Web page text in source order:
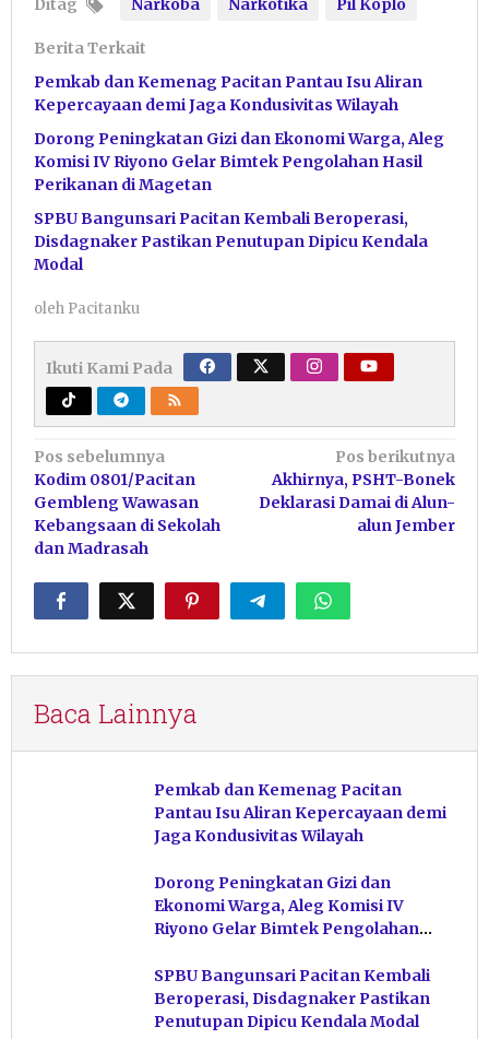
Ditag Narkoba Narkotika Pil Koplo
Berita Terkait
Pemkab dan Kemenag Pacitan Pantau Isu Aliran
Kepercayaan demi Jaga Kondusivitas Wilayah
Dorong Peningkatan Gizi dan Ekonomi Warga, Aleg
Komisi IV Riyono Gelar Bimtek Pengolahan Hasil
Perikanan di Magetan
SPBU Bangunsari Pacitan Kembali Beroperasi,
Disdagnaker Pastikan Penutupan Dipicu Kendala
Modal
oleh Pacitanku
Ikuti Kami Pada
Navigasi
pos
Pos sebelumnya
Kodim 0801/Pacitan
Gembleng Wawasan
Kebangsaan di Sekolah
dan Madrasah
Pos berikutnya
Akhirnya, PSHT-Bonek
Deklarasi Damai di Alun-
alun Jember
Baca Lainnya
Pemkab dan Kemenag Pacitan
Pantau Isu Aliran Kepercayaan demi
Jaga Kondusivitas Wilayah
Dorong Peningkatan Gizi dan
Ekonomi Warga, Aleg Komisi IV
Riyono Gelar Bimtek Pengolahan
SPBU Bangunsari Pacitan Kembali
Beroperasi, Disdagnaker Pastikan
Penutupan Dipicu Kendala Modal